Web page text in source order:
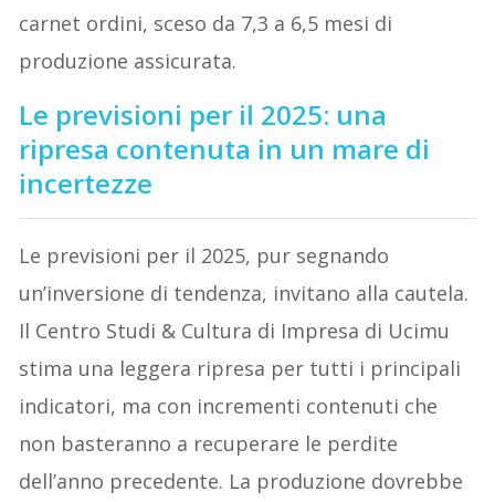
carnet ordini, sceso da 7,3 a 6,5 mesi di
produzione assicurata.
Le previsioni per il 2025: una
ripresa contenuta in un mare di
incertezze
Le previsioni per il 2025, pur segnando
un’inversione di tendenza, invitano alla cautela.
Il Centro Studi & Cultura di Impresa di Ucimu
stima una leggera ripresa per tutti i principali
indicatori, ma con incrementi contenuti che
non basteranno a recuperare le perdite
dell’anno precedente. La produzione dovrebbe